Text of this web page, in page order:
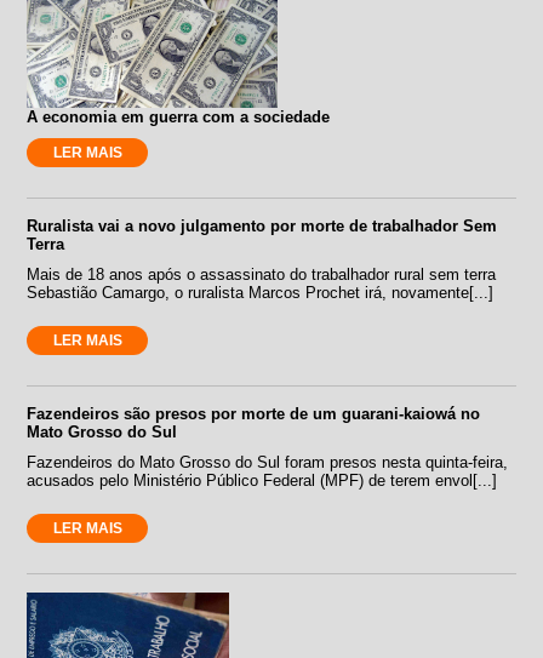
A economia em guerra com a sociedade
LER MAIS
Ruralista vai a novo julgamento por morte de trabalhador Sem
Terra
Mais de 18 anos após o assassinato do trabalhador rural sem terra
Sebastião Camargo, o ruralista Marcos Prochet irá, novamente[...]
LER MAIS
Fazendeiros são presos por morte de um guarani-kaiowá no
Mato Grosso do Sul
Fazendeiros do Mato Grosso do Sul foram presos nesta quinta-feira,
acusados pelo Ministério Público Federal (MPF) de terem envol[...]
LER MAIS